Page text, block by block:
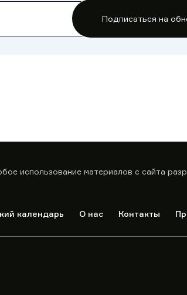
Подписаться на
использование материалов с сайта
календарь О нас Контакты